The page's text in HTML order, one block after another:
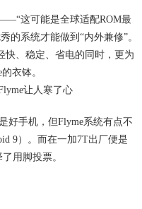
这可能是全球适配ROM最
的系统才能做到“内外兼修”。
快、稳定、省电的同时，更为
衣钵。
好手机，但Flyme系统有点不
9）。而在一加7T出厂便是
用脚投票。